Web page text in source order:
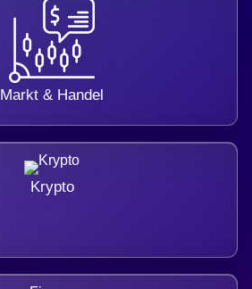
Markt & Handel
Krypto